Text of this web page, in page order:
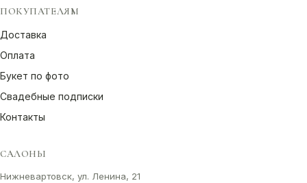
ПОКУПАТЕЛЯМ
Доставка
Оплата
Букет по фото
Свадебные подписки
Контакты
САЛОНЫ
Нижневартовск, ул. Ленина, 21